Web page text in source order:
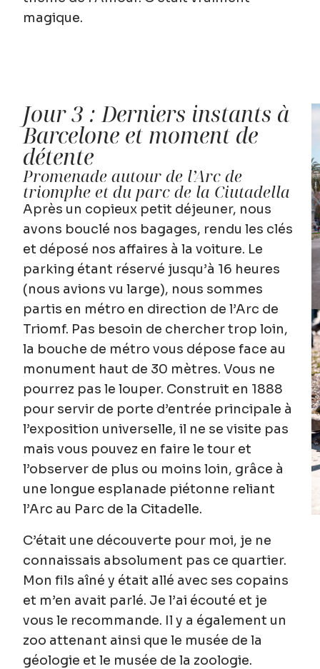
magique.
Jour 3 : Derniers instants à
Barcelone et moment de
détente
Promenade autour de l’Arc de
triomphe et du parc de la Ciutadella
Après un copieux petit déjeuner, nous
avons bouclé nos bagages, rendu les clés
et déposé nos affaires à la voiture. Le
parking étant réservé jusqu’à 16 heures
(nous avions vu large), nous sommes
partis en métro en direction de l’Arc de
Triomf. Pas besoin de chercher trop loin,
la bouche de métro vous dépose face au
monument haut de 30 mètres. Vous ne
pourrez pas le louper. Construit en 1888
pour servir de porte d’entrée principale à
l’exposition universelle, il ne se visite pas
mais vous pouvez en faire le tour et
l’observer de plus ou moins loin, grâce à
une longue esplanade piétonne reliant
l’Arc au Parc de la Citadelle.
C’était une découverte pour moi, je ne
connaissais absolument pas ce quartier.
Mon fils aîné y était allé avec ses copains
et m’en avait parlé. Je l’ai écouté et je
vous le recommande. Il y a également un
zoo attenant ainsi que le musée de la
géologie et le musée de la zoologie.